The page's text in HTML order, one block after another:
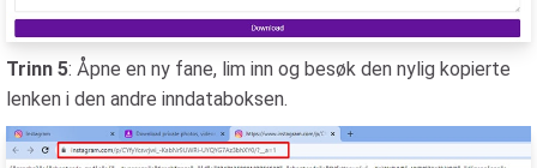
Trinn 5: Åpne en ny fane, lim inn og besøk den nylig kopierte
lenken i den andre inndataboksen.